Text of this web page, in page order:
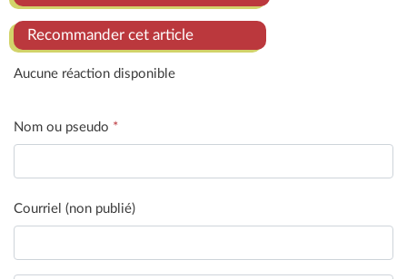
Recommander cet article
Aucune réaction disponible
Nom ou pseudo *
Courriel (non publié)